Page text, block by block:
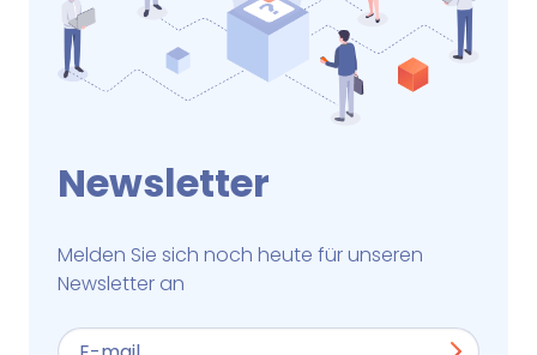
Newsletter
Melden Sie sich noch heute für unseren
Newsletter an